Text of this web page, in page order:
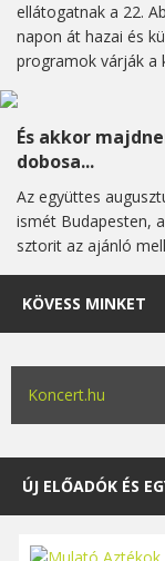
ellátogatnak a 22.
napon át hazai és
programok várják a
És akkor
dobosa...
Az együttes
ismét Budapesten,
sztorit az ajánló
KÖVESS MINKET
Koncert.hu
ÚJ ELŐADÓK ÉS